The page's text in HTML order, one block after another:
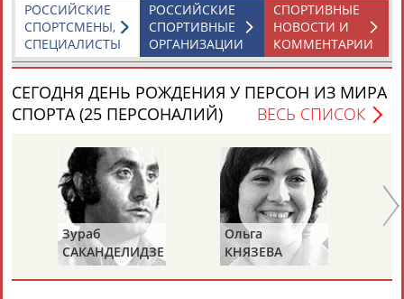
СПОРТИВНЫЕ
НОВОСТИ И
КОММЕНТАРИИ
РОССИЙСКИЕ
СПОРТИВНЫЕ
ОРГАНИЗАЦИИ
РОССИЙСКИЕ
СПОРТСМЕНЫ,
СПЕЦИАЛИСТЫ
СЕГОДНЯ ДЕНЬ РОЖДЕНИЯ У ПЕРСОН ИЗ МИРА
СПОРТА (25 ПЕРСОНАЛИЙ)
ВЕСЬ СПИСОК
Зураб
САКАНДЕЛИДЗЕ
Ольга
КНЯЗЕВА